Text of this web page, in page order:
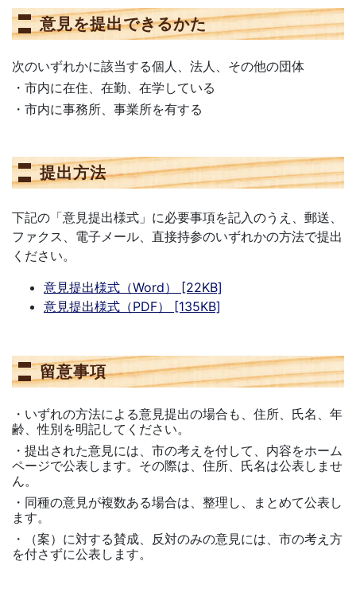
意見を提出できるかた
次のいずれかに該当する個人、法人、その他の団体
・市内に在住、在勤、在学している
・市内に事務所、事業所を有する
提出方法
下記の「意見提出様式」に必要事項を記入のうえ、郵送、
ファクス、電子メール、直接持参のいずれかの方法で提出
ください。
意見提出様式（Word） [22KB]
意見提出様式（PDF） [135KB]
留意事項
・いずれの方法による意見提出の場合も、住所、氏名、年
齢、性別を明記してください。
・提出された意見には、市の考えを付して、内容をホーム
ページで公表します。その際は、住所、氏名は公表しませ
ん。
・同種の意見が複数ある場合は、整理し、まとめて公表し
ます。
・（案）に対する賛成、反対のみの意見には、市の考え方
を付さずに公表します。